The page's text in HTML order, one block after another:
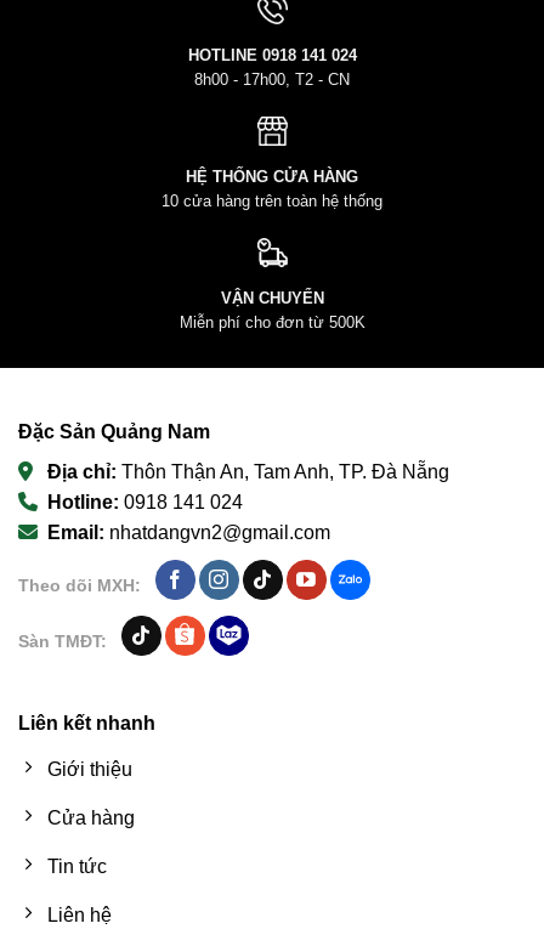
HOTLINE 0918 141 024
8h00 - 17h00, T2 - CN
HỆ THỐNG CỬA HÀNG
10 cửa hàng trên toàn hệ thống
VẬN CHUYỂN
Miễn phí cho đơn từ 500K
Đặc Sản Quảng Nam
Địa chỉ: Thôn Thận An, Tam Anh, TP. Đà Nẵng
Hotline: 0918 141 024
Email: nhatdangvn2@gmail.com
Theo dõi MXH:
Sàn TMĐT:
Liên kết nhanh
Giới thiệu
Cửa hàng
Tin tức
Liên hệ